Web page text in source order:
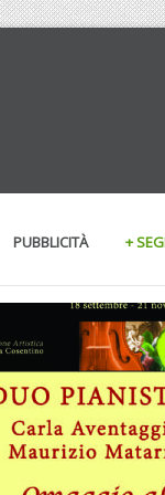
PUBBLICITÀ +